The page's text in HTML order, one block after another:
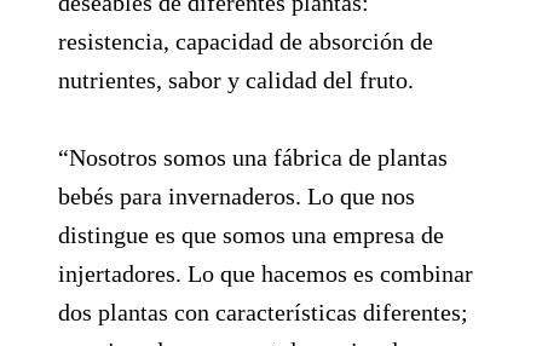
resistencia, capacidad de absorción de
nutrientes, sabor y calidad del fruto.
“Nosotros somos una fábrica de plantas
bebés para invernaderos. Lo que nos
distingue es que somos una empresa de
injertadores. Lo que hacemos es combinar
dos plantas con características diferentes;